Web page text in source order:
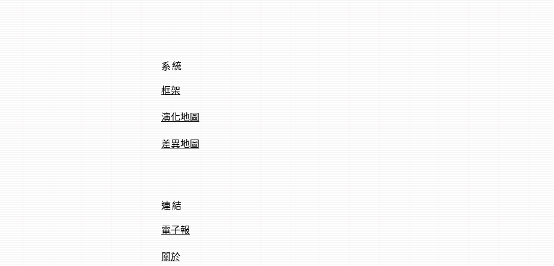
系統
框架
演化地圖
差異地圖
連結
電子報
關於